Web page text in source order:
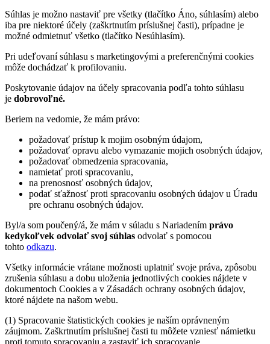
Súhlas je možno nastaviť pre všetky (tlačítko Áno, súhlasím) alebo
iba pre niektoré účely (zaškrtnutím príslušnej časti), prípadne je
možné odmietnuť všetko (tlačítko Nesúhlasím).
Pri udeľovaní súhlasu s marketingovými a preferenčnými cookies
môže dochádzať k profilovaniu.
Poskytovanie údajov na účely spracovania podľa tohto súhlasu
je dobrovoľné.
Beriem na vedomie, že mám právo:
požadovať prístup k mojim osobným údajom,
požadovať opravu alebo vymazanie mojich osobných údajov,
požadovať obmedzenia spracovania,
namietať proti spracovaniu,
na prenosnosť osobných údajov,
podať sťažnosť proti spracovaniu osobných údajov u Úradu
pre ochranu osobných údajov.
Byl/a som poučený/á, že mám v súladu s Nariadením právo
kedykoľvek odvolať svoj súhlas odvolať s pomocou
tohto odkazu.
Všetky informácie vrátane možnosti uplatniť svoje práva, zpôsobu
zrušenia súhlasu a dobu uloženia jednotlivých cookies nájdete v
dokumentoch Cookies a v Zásadách ochrany osobných údajov,
ktoré nájdete na našom webu.
(1) Spracovanie štatistických cookies je naším oprávneným
záujmom. Zaškrtnutím príslušnej časti tu môžete vzniesť námietku